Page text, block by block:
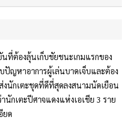
นที่ต้องลุ้นเก็บชัยชนะเกมแรกของ
ปัญหาอาการผู้เล่นบาดเจ็บและต้อง
งนักเตะชุดที่ดีที่สุดลงสนามนัดเยือน
นักเตะปีศาจแดงแห่งเอเชีย 3 ราย
ยด